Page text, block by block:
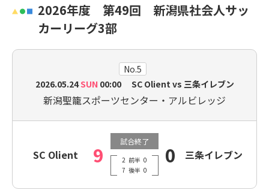
2026年度 第49回 新潟県社会人サッ
カーリーグ3部
No.5
2026.05.24SUN 00:00 SC Olient vs 三条イレブン
新潟聖籠スポーツセンター・アルビレッジ
SC Olient 9
試合終了
2 前半 0
7 後半 0
0 三条イレブン